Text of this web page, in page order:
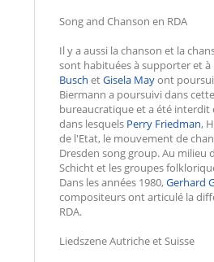
Song and Chanson en RDA
Il y a aussi la chanson et la
sont habituées à supporter et
Busch etGisela Mayont
Biermann a poursuivi dans
bureaucratique et a été interdit
dans lesquels Perry Friedman,
de l'Etat, le mouvement de
Dresden song group. Au milieu
Schicht et les groupes
Dans les années 1980,Gerhard
compositeurs ont articulé la
RDA.
Liedszene Autriche et Suisse